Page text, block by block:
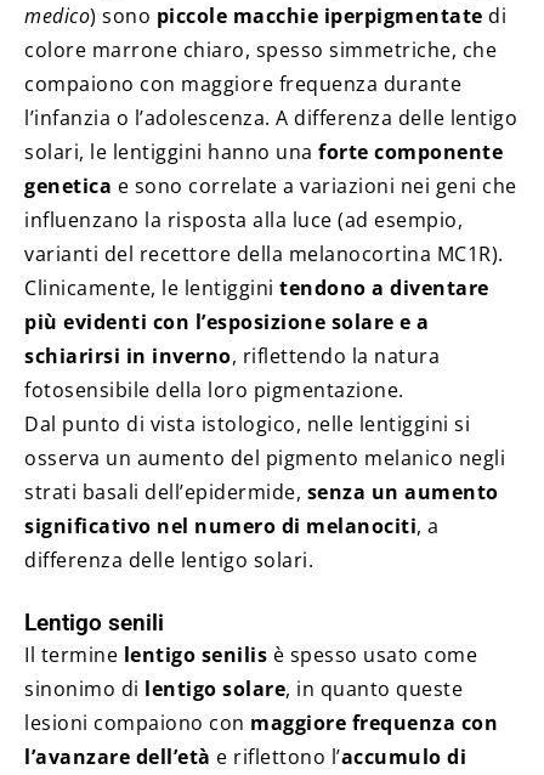
medico) sono piccole macchie iperpigmentate di
colore marrone chiaro, spesso simmetriche, che
compaiono con maggiore frequenza durante
l’infanzia o l’adolescenza. A differenza delle lentigo
solari, le lentiggini hanno una forte componente
genetica e sono correlate a variazioni nei geni che
influenzano la risposta alla luce (ad esempio,
varianti del recettore della melanocortina MC1R).
Clinicamente, le lentiggini tendono a diventare
più evidenti con l’esposizione solare e a
schiarirsi in inverno, riflettendo la natura
fotosensibile della loro pigmentazione.
Dal punto di vista istologico, nelle lentiggini si
osserva un aumento del pigmento melanico negli
strati basali dell’epidermide, senza un aumento
significativo nel numero di melanociti, a
differenza delle lentigo solari.
Lentigo senili
Il termine lentigo senilis è spesso usato come
sinonimo di lentigo solare, in quanto queste
lesioni compaiono con maggiore frequenza con
l’avanzare dell’età e riflettono l’accumulo di